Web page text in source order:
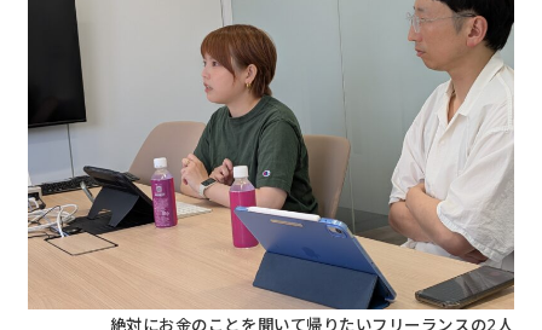
絶対にお金のことを聞いて帰りたいフリーランスの2人